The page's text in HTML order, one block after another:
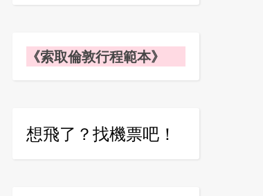
《索取倫敦行程範本》
想飛了？找機票吧！